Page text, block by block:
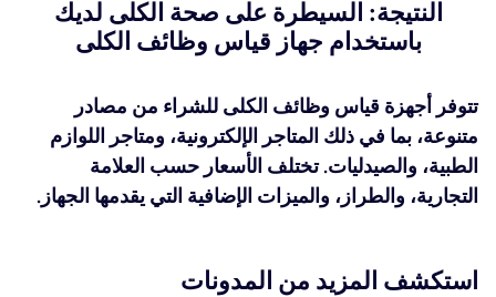
النتيجة: السيطرة على صحة الكلى لديك
باستخدام جهاز قياس وظائف الكلى
تتوفر أجهزة قياس وظائف الكلى للشراء من مصادر
متنوعة، بما في ذلك المتاجر الإلكترونية، ومتاجر اللوازم
الطبية، والصيدليات. تختلف الأسعار حسب العلامة
التجارية، والطراز، والميزات الإضافية التي يقدمها الجهاز.
استكشف المزيد من المدونات